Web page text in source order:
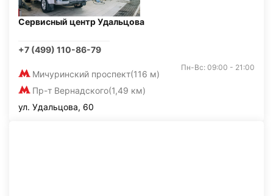
Сервисный центр Удальцова
+7 (499) 110-86-79
Мичуринский проспект(116 м)
Пр-т Вернадского(1,49 км)
Пн-Вс: 09:00 - 21:00
ул. Удальцова, 60